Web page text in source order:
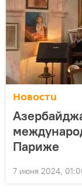
Новости
Париже
7 июня 2024,